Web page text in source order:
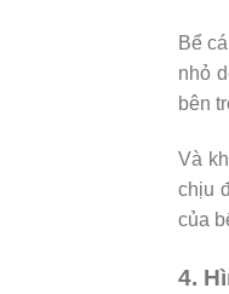
Bể
nhỏ
bên
Và
chịu
của
4.